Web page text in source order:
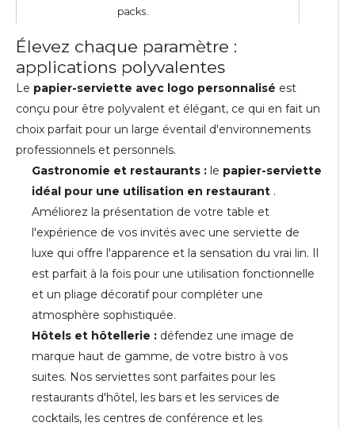
packs.
Élevez chaque paramètre :
applications polyvalentes
Le papier-serviette avec logo personnalisé est
conçu pour être polyvalent et élégant, ce qui en fait un
choix parfait pour un large éventail d'environnements
professionnels et personnels.
Gastronomie et restaurants : le papier-serviette
idéal pour une utilisation en restaurant .
Améliorez la présentation de votre table et
l'expérience de vos invités avec une serviette de
luxe qui offre l'apparence et la sensation du vrai lin. Il
est parfait à la fois pour une utilisation fonctionnelle
et un pliage décoratif pour compléter une
atmosphère sophistiquée.
Hôtels et hôtellerie : défendez une image de
marque haut de gamme, de votre bistro à vos
suites. Nos serviettes sont parfaites pour les
restaurants d'hôtel, les bars et les services de
cocktails, les centres de conférence et les